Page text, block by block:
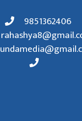
9851362406